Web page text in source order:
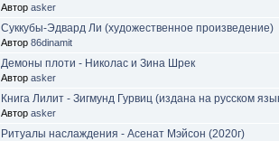
Автор asker
Суккубы-Эдвард Ли (художественное произведение)
Автор 86dinamit
Демоны плоти - Николас и Зина Шрек
Автор asker
Книга Лилит - Зигмунд Гурвиц (издана на русском
Автор asker
Ритуалы наслаждения - Асенат Мэйсон (2020г)